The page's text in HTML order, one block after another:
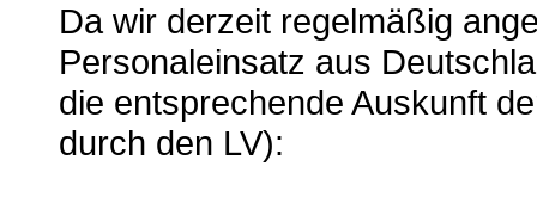
Da wir derzeit regelmäßig
Personaleinsatz aus
die entsprechende Auskunft
durch den LV):